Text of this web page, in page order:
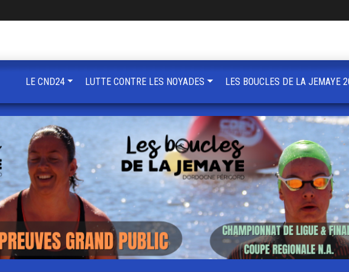
LE CND24 LUTTE CONTRE LES NOYADES LES BOUCLES DE LA JEMAYE